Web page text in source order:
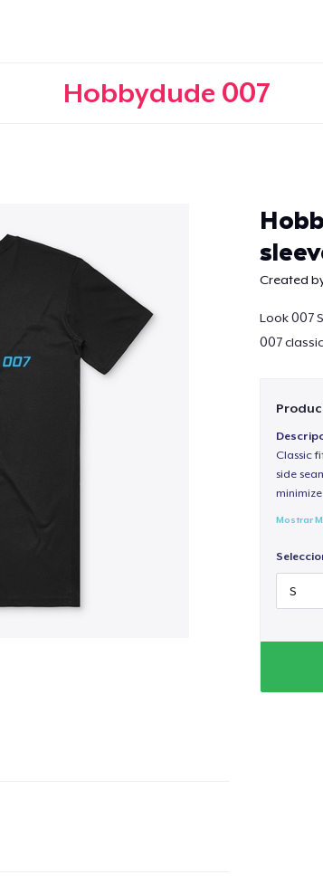
Hobbydude 007
Created
Look 007
007
Classic
side
Mostrar